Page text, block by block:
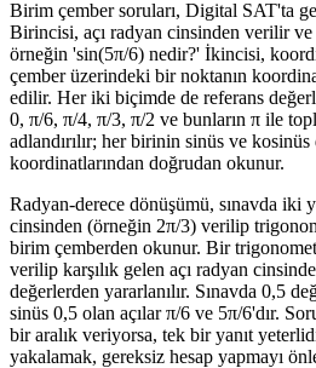
Birim çember soruları, Digital SAT'ta
Birincisi, açı radyan cinsinden verilir
örneğin 'sin(5π/6) nedir?' İkincisi,
çember üzerindeki bir noktanın
edilir. Her iki biçimde de referans
0, π/6, π/4, π/3, π/2 ve bunların π ile
adlandırılır; her birinin sinüs ve
koordinatlarından doğrudan okunur.
Radyan-derece dönüşümü, sınavda iki
cinsinden (örneğin 2π/3) verilip
birim çemberden okunur. Bir
verilip karşılık gelen açı radyan
değerlerden yararlanılır. Sınavda 0,5
sinüs 0,5 olan açılar π/6 ve 5π/6'dır.
bir aralık veriyorsa, tek bir yanıt
yakalamak, gereksiz hesap yapmayı